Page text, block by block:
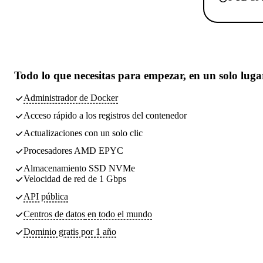
Todo lo que necesitas para empezar, en un solo
Administrador de Docker
Acceso rápido a los registros del contenedor
Actualizaciones con un solo clic
Procesadores AMD EPYC
Almacenamiento SSD NVMe
Velocidad de red de 1 Gbps
API pública
Centros de datos en todo el mundo
Dominio gratis por 1 año